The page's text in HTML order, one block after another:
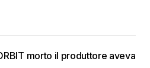
morto il produttore aveva